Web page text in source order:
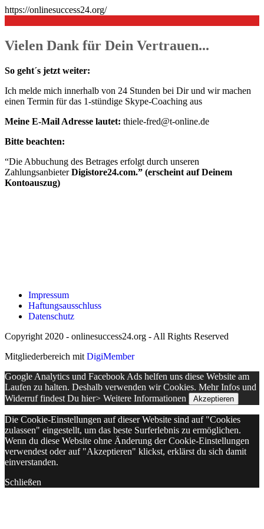
https://onlinesuccess24.org/
Vielen Dank für Dein Vertrauen...
So geht´s jetzt weiter:
Ich melde mich innerhalb von 24 Stunden bei Dir und wir machen
einen Termin für das 1-stündige Skype-Coaching aus
Meine E-Mail Adresse lautet: thiele-fred@t-online.de
Bitte beachten:
“Die Abbuchung des Betrages erfolgt durch unseren
ZahlungsanbieterDigistore24.com.” (erscheint auf Deinem
Kontoauszug)
Impressum
Haftungsausschluss
Datenschutz
Copyright 2020 - onlinesuccess24.org - All Rights Reserved
Mitgliederbereich mit DigiMember
Google Analytics und Facebook Ads helfen uns diese Website am
Laufen zu halten. Deshalb verwenden wir Cookies. Mehr Infos und
Widerruf findest Du hier> Weitere Informationen Akzeptieren
Die Cookie-Einstellungen auf dieser Website sind auf "Cookies
zulassen" eingestellt, um das beste Surferlebnis zu ermöglichen.
Wenn du diese Website ohne Änderung der Cookie-Einstellungen
verwendest oder auf "Akzeptieren" klickst, erklärst du sich damit
einverstanden.
Schließen